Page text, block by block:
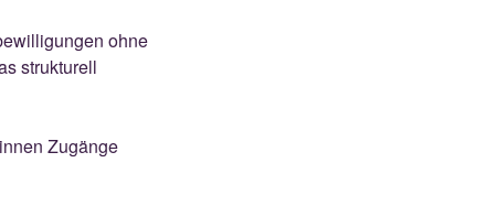
ohne
strukturell
Zugänge